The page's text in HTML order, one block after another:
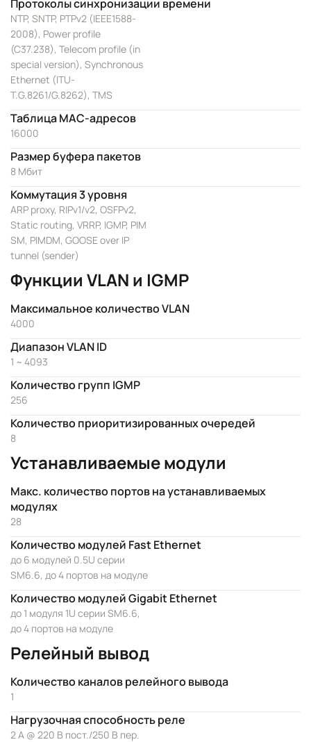
Протоколы синхронизации времени
NTP, SNTP, PTPv2 (IEEE1588-
2008), Power profile
(C37.238), Telecom profile (in
special version), Synchronous
Ethernet (ITU-
T.G.8261/G.8262), TMS
Таблица MAC-адресов
16000
Размер буфера пакетов
8 Мбит
Коммутация 3 уровня
ARP proxy, RIPv1/v2, OSFPv2,
Static routing, VRRP, IGMP, PIM
SM, PIMDM, GOOSE over IP
tunnel (sender)
Функции VLAN и IGMP
Максимальное количество VLAN
4000
Диапазон VLAN ID
1 ~ 4093
Количество групп IGMP
256
Количество приоритизированных очередей
8
Устанавливаемые модули
Макс. количество портов на устанавливаемых
модулях
28
Количество модулей Fast Ethernet
до 6 модулей 0.5U серии
SM6.6, до 4 портов на модуле
Количество модулей Gigabit Ethernet
до 1 модуля 1U серии SM6.6,
до 4 портов на модуле
Релейный вывод
Количество каналов релейного вывода
1
Нагрузочная способность реле
2 А @ 220 В пост./250 В пер.